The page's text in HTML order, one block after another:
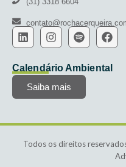
Calendário Ambiental
Saiba mais
Todos os direitos